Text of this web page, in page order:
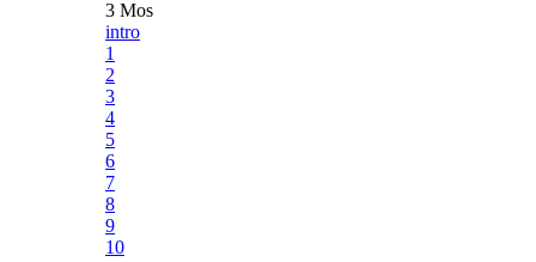
3 Mos
intro
1
2
3
4
5
6
7
8
9
10